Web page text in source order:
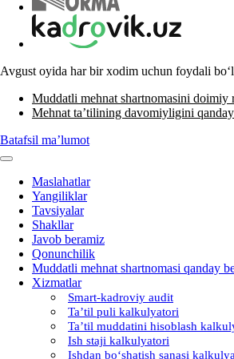
Avgust oyida har bir хodim uchun foydali
Muddatli mehnat shartnomasini
Mehnat ta’tilining davomiyligini
Batafsil ma’lumot
Maslahatlar
Yangiliklar
Tavsiyalar
Shakllar
Javob beramiz
Qonunchilik
Muddatli mehnat shartnomasi qanday
Xizmatlar
Smart-kadroviy audit
Ta’til puli kalkulyatori
Ta’til muddatini hisoblash
Ish staji kalkulyatori
Ishdan boʻshatish sanasi